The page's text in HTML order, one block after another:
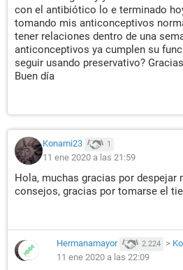
con el antibiótico lo e terminado
tomando mis anticonceptivos
tener relaciones dentro de una
anticonceptivos ya cumplen su
seguir usando preservativo?
Buen día
Konami23 1
11 ene 2020 a las 21:59
Hola, muchas gracias por despejar
consejos, gracias por tomarse el
Hermanamayor 2.224 >
11 ene 2020 a las 22:09